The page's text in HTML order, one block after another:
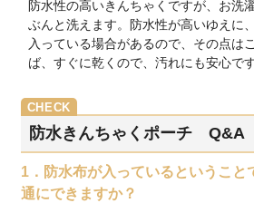
防水性の高いきんちゃくですが、お洗
ぶんと洗えます。防水性が高いゆえに
入っている場合があるので、その点は
ば、すぐに乾くので、汚れにも安心です
防水きんちゃくポーチ Q&A
1．防水布が入っているということ
通にできますか？